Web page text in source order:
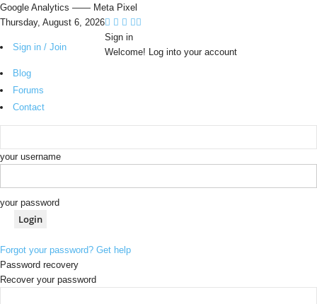
Google Analytics —— Meta Pixel
Thursday, August 6, 2026
Sign in / Join
Blog
Forums
Contact
Sign in
Welcome! Log into your account
your username
your password
Forgot your password? Get help
Password recovery
Recover your password